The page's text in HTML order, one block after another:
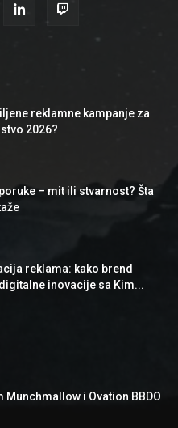
reklamne kampanje za
2026?
– mit ili stvarnost? Šta
reklama: kako brend
inovacije sa Kim...
Munchmallow i Ovation BBDO